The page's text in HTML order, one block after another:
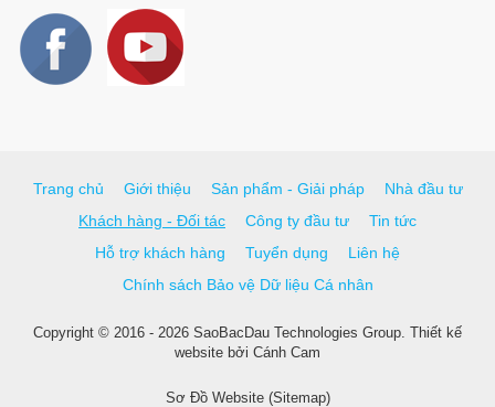
Trang chủ Giới thiệu Sản phẩm - Giải pháp
Nhà đầu tư
Khách hàng - Đối tác
Công ty đầu tư
Tin tức
Hỗ trợ khách hàng
Tuyển dụng
Liên hệ
Chính sách Bảo vệ Dữ liệu Cá nhân
Copyright © 2016 - 2026 SaoBacDau Technologies Group. Thiết kế
website bởi Cánh Cam
Sơ Đồ Website (Sitemap)